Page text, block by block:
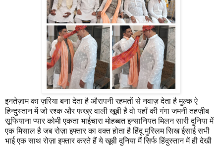
इनतेज़ाम का ज़रिया बना देता है औरापनी रहमतों से नवाज़ देता है मुल्क ऐ
हिन्दुस्तान में जो रश्क और फख्र वाली खूबी है वो यहाँ की गंगा जमनी तहज़ीब
सूफियाना प्यार कोमी एकता भाईचारा मोहब्बत इन्सानियत मिलन सारी दुनिया में
एक मिसाल है जब रोज़ा इफ्तार का वक्त होता है हिंदू मुस्लिम सिख ईसाई सभी
भाई एक साथ रोज़ा इफ्तार करते हैं ये खूबी दुनिया मैं सिर्फ हिंदुस्तान में ही देखी